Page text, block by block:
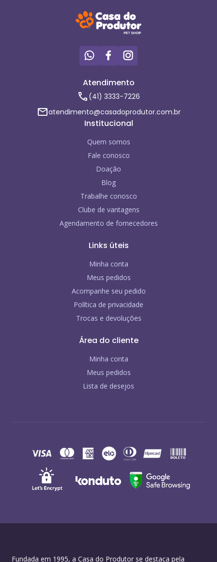
Atendimento
(41) 3333-7226
atendimento@casadoprodutor.com.br
Institucional
Quem somos
Fale conosco
Doação
Blog
Trabalhe conosco
Clube de vantagens
Agendamento de fornecedores
Links úteis
Minha conta
Meus pedidos
Acompanhe seu pedido
Política de privacidade
Trocas e devoluções
Área do cliente
Minha conta
Meus pedidos
Lista de desejos
Fundada em 1995, a Casa do Produtor se destaca pela